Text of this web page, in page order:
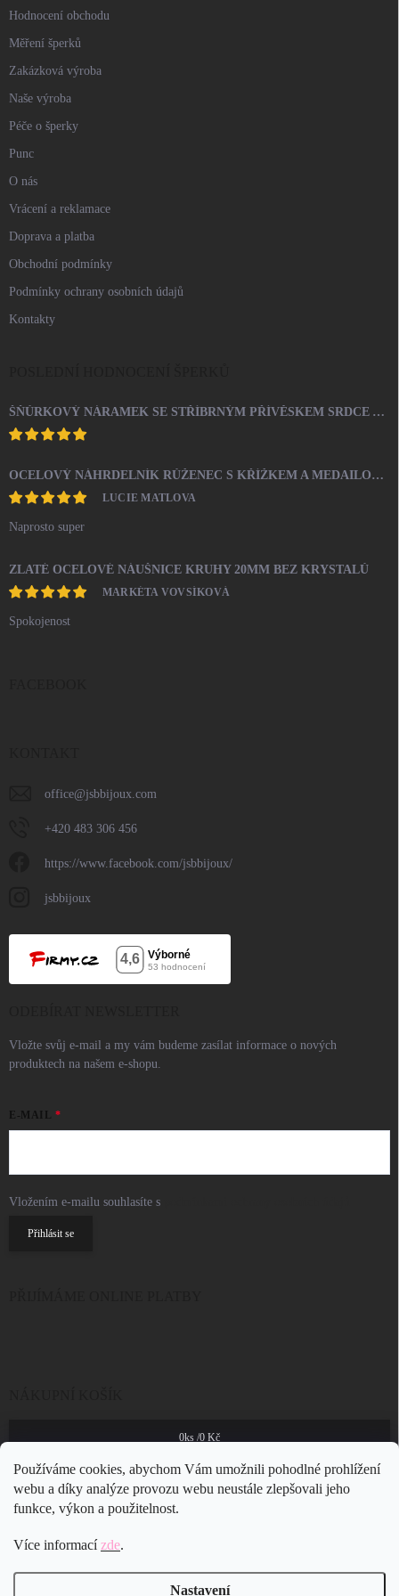
Používáme cookies, abychom Vám umožnili pohodlné prohlížení
webu a díky analýze provozu webu neustále zlepšovali jeho
funkce, výkon a použitelnost.
Více informacízde.
Nastavení
Hodnocení obchodu
Měření šperků
Zakázková výroba
Naše výroba
Péče o šperky
Punc
O nás
Vrácení a reklamace
Doprava a platba
Obchodní podmínky
Podmínky ochrany osobních údajů
Kontakty
ŠŇŮRKOVÝ NÁRAMEK SE STŘÍBRNÝM PŘÍVĚSKEM SRDCE A KRYSTALY SWAROVSKI CRYSTAL (STŘÍBRO 925/1000)
OCELOVÝ NÁHRDELNÍK RŮŽENEC S KŘÍŽKEM A MEDAILONEM
LUCIE MATLOVA
Naprosto super
ZLATÉ OCELOVÉ NÁUŠNICE KRUHY 20MM BEZ KRYSTALŮ
MARKÉTA VOVSÍKOVÁ
Spokojenost
office@jsbbijoux.com
+420 483 306 456
https://www.facebook.com/jsbbijoux/
jsbbijoux
Vložte svůj e-mail a my vám budeme zasílat informace o nových
produktech na našem e-shopu.
E-MAIL
Vložením e-mailu souhlasíte s
Přihlásit se
0ks /0 Kč